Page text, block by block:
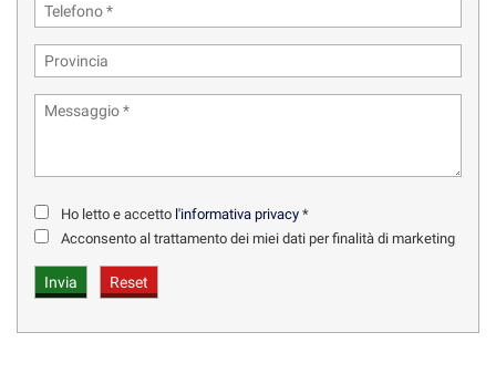
Ho letto e accetto l'informativa privacy *
Acconsento al trattamento dei miei dati per finalità di marketing